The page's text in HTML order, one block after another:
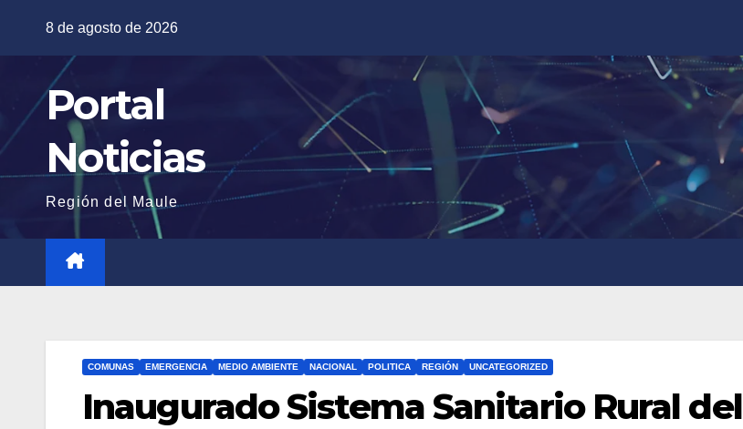
contenido
8 de agosto de 2026
Portal
Noticias
Región del Maule
COMUNAS EMERGENCIA MEDIO AMBIENTE NACIONAL POLITICA REGIÓN UNCATEGORIZED
Inaugurado Sistema Sanitario Rural del